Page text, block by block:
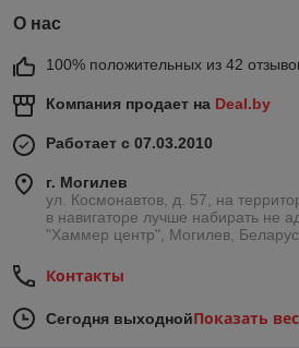
О нас
100% положительных из 42
Компания продает на Deal.by
Работает с 07.03.2010
г. Могилев
ул. Космонавтов, д. 57, на
в навигаторе лучше набирать не
"Хаммер центр", Могилев,
Контакты
Сегодня выходнойПоказать